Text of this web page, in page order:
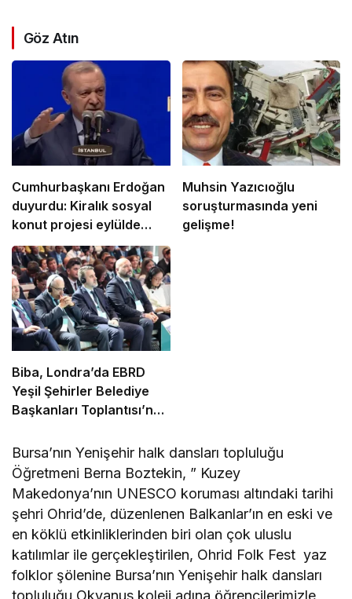
Göz Atın
Cumhurbaşkanı Erdoğan
duyurdu: Kiralık sosyal
konut projesi eylülde
başlıyor
Muhsin Yazıcıoğlu
soruşturmasında yeni
gelişme!
Biba, Londra’da EBRD
Yeşil Şehirler Belediye
Başkanları Toplantısı’na
Bursa’nın Yenişehir halk dansları topluluğu
Öğretmeni Berna Boztekin, ” Kuzey
Makedonya’nın UNESCO koruması altındaki tarihi
şehri Ohrid’de, düzenlenen Balkanlar’ın en eski ve
en köklü etkinliklerinden biri olan çok uluslu
katılımlar ile gerçekleştirilen, Ohrid Folk Fest yaz
folklor şölenine Bursa’nın Yenişehir halk dansları